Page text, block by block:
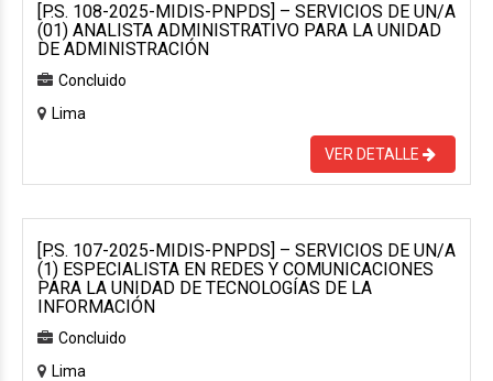
[P.S. 108-2025-MIDIS-PNPDS] – SERVICIOS DE UN/A
(01) ANALISTA ADMINISTRATIVO PARA LA UNIDAD
DE ADMINISTRACIÓN
Concluido
Lima
VER DETALLE
[P.S. 107-2025-MIDIS-PNPDS] – SERVICIOS DE UN/A
(1) ESPECIALISTA EN REDES Y COMUNICACIONES
PARA LA UNIDAD DE TECNOLOGÍAS DE LA
INFORMACIÓN
Concluido
Lima